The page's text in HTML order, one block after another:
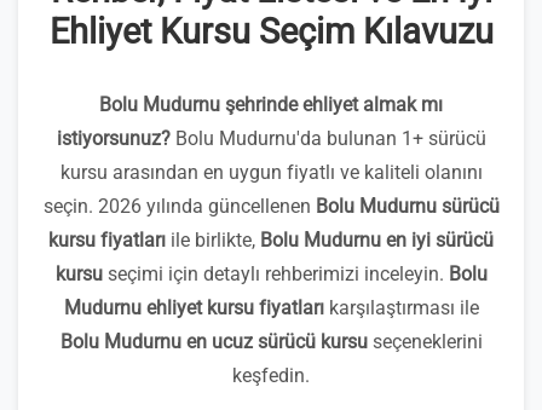
Ehliyet Kursu Seçim Kılavuzu
Bolu Mudurnu şehrinde ehliyet almak mı
istiyorsunuz?Bolu Mudurnu'da bulunan 1+ sürücü
kursu arasından en uygun fiyatlı ve kaliteli olanını
seçin. 2026 yılında güncellenen Bolu Mudurnu sürücü
kursu fiyatları ile birlikte, Bolu Mudurnu en iyi sürücü
kursuseçimi için detaylı rehberimizi inceleyin. Bolu
Mudurnu ehliyet kursu fiyatlarıkarşılaştırması ile
Bolu Mudurnu en ucuz sürücü kursuseçeneklerini
keşfedin.